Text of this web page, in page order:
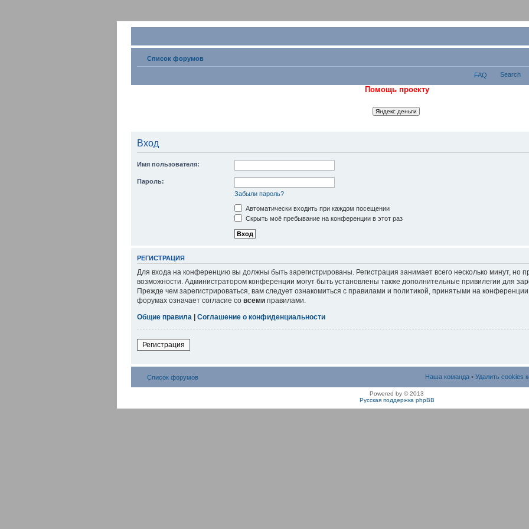
Список форумов
FAQ Search
Помощь проекту
Вход
Имя пользователя:
Пароль:
Забыли пароль?
Автоматически входить при каждом посещении
Скрыть моё пребывание на конференции в этот раз
РЕГИСТРАЦИЯ
Для входа на конференцию вы должны быть зарегистрированы. Регистрация занимает всего несколько минут, но
возможности. Администратором конференции могут быть установлены также дополнительные привилегии для
Прежде чем зарегистрироваться, вам следует ознакомиться с правилами и политикой, принятыми на
форумах означает согласие со всеми правилами.
Общие правила | Соглашение о конфиденциальности
Регистрация
Список форумов Наша команда • Удалить cookies
Powered by © 2013
Русская поддержка phpBB